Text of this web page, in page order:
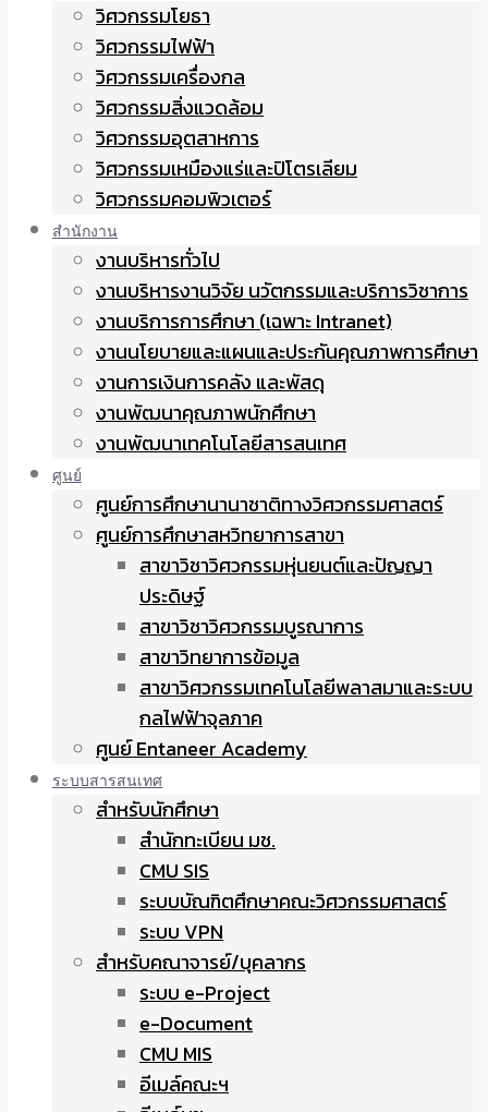
วิศวกรรมโยธา
วิศวกรรมไฟฟ้า
วิศวกรรมเครื่องกล
วิศวกรรมสิ่งแวดล้อม
วิศวกรรมอุตสาหการ
วิศวกรรมเหมืองแร่และปิโตรเลียม
วิศวกรรมคอมพิวเตอร์
สำนักงาน
งานบริหารทั่วไป
งานบริหารงานวิจัย นวัตกรรมและบริการวิชาการ
งานบริการการศึกษา (เฉพาะ Intranet)
งานนโยบายและแผนและประกันคุณภาพการศึกษา
งานการเงินการคลัง และพัสดุ
งานพัฒนาคุณภาพนักศึกษา
งานพัฒนาเทคโนโลยีสารสนเทศ
ศูนย์
ศูนย์การศึกษานานาชาติทางวิศวกรรมศาสตร์
ศูนย์การศึกษาสหวิทยาการสาขา
สาขาวิชาวิศวกรรมหุ่นยนต์และปัญญา
ประดิษฐ์
สาขาวิชาวิศวกรรมบูรณาการ
สาขาวิทยาการข้อมูล
สาขาวิศวกรรมเทคโนโลยีพลาสมาและระบบ
กลไฟฟ้าจุลภาค
ศูนย์ Entaneer Academy
ระบบสารสนเทศ
สำหรับนักศึกษา
สำนักทะเบียน มช.
CMU SIS
ระบบบัณฑิตศึกษาคณะวิศวกรรมศาสตร์
ระบบ VPN
สำหรับคณาจารย์/บุคลากร
ระบบ e-Project
e-Document
CMU MIS
อีเมล์คณะฯ